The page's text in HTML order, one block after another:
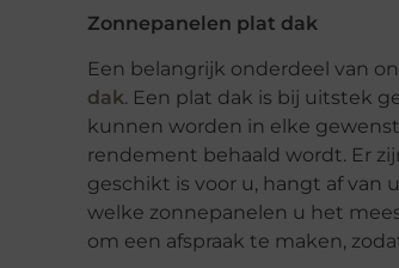
Zonnepanelen plat dak
Een belangrijk onderdeel van
dak. Een plat dak is bij uitstek
kunnen worden in elke
rendement behaald wordt. Er
geschikt is voor u, hangt af van
welke zonnepanelen u het
om een afspraak te maken,